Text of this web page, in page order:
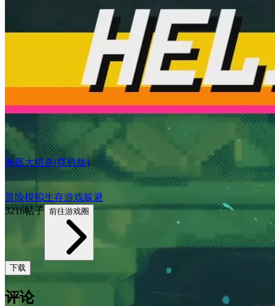
海底大猎杀(联机版)
6.8
冒险模拟生存游戏躲避
3216帖子 前往游戏圈
下载
评论